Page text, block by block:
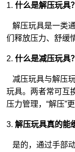
1.什么是解压玩具？
解压玩具是一类
们释放压力、舒缓
2.什么是减压玩具
减压玩具与解压
玩具。两者常可互
压力管理，“解压”
3.解压玩具真的能
是的，通过手部